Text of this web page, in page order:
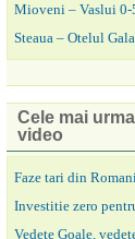
Mioveni – Vaslui 0-
Steaua – Otelul
Cele mai
video
Faze tari din
Investitie zero
Vedete Goale,